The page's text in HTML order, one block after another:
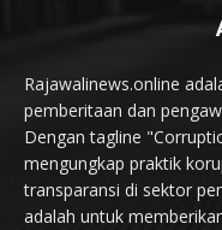
Rajawalinews.online
pemberitaan dan
Dengan tagline
mengungkap praktik
transparansi di sektor
adalah untuk